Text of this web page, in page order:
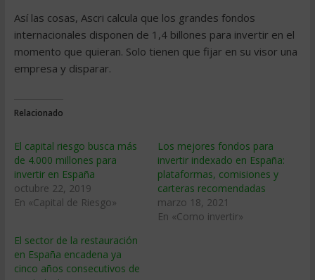
Así las cosas, Ascri calcula que los grandes fondos
internacionales disponen de 1,4 billones para invertir en el
momento que quieran. Solo tienen que fijar en su visor una
empresa y disparar.
Relacionado
El capital riesgo busca más
de 4.000 millones para
invertir en España
octubre 22, 2019
En «Capital de Riesgo»
Los mejores fondos para
invertir indexado en España:
plataformas, comisiones y
carteras recomendadas
marzo 18, 2021
En «Como invertir»
El sector de la restauración
en España encadena ya
cinco años consecutivos de